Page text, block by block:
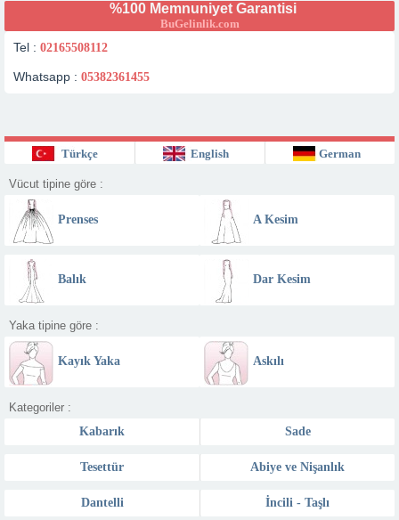
%100 Memnuniyet Garantisi
BuGelinlik.com
Tel : 02165508112
Whatsapp : 05382361455
Türkçe English German
Vücut tipine göre :
Prenses A Kesim
Balık Dar Kesim
Yaka tipine göre :
Kayık Yaka Askılı
Kategoriler :
Kabarık
Sade
Tesettür Abiye ve Nişanlık
Dantelli İncili - Taşlı